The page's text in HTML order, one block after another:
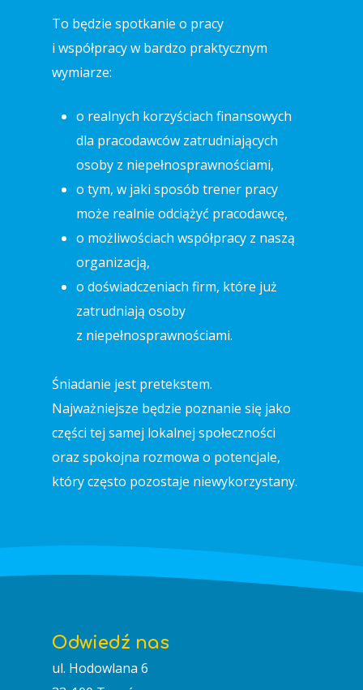
To będzie spotkanie o pracy
i współpracy w bardzo praktycznym
wymiarze:
o realnych korzyściach finansowych
dla pracodawców zatrudniających
osoby z niepełnosprawnościami,
o tym, w jaki sposób trener pracy
może realnie odciążyć pracodawcę,
o możliwościach współpracy z naszą
organizacją,
o doświadczeniach firm, które już
zatrudniają osoby
z niepełnosprawnościami.
Śniadanie jest pretekstem.
Najważniejsze będzie poznanie się jako
części tej samej lokalnej społeczności
oraz spokojna rozmowa o potencjale,
który często pozostaje niewykorzystany.
Odwiedź nas
ul. Hodowlana 6